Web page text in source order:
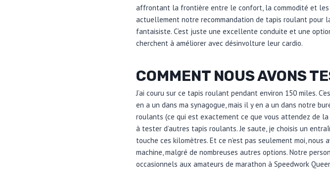
affrontant la frontière entre le confort, la commodité et les
actuellement notre recommandation de tapis roulant pour
fantaisiste. C’est juste une excellente conduite et une
cherchent à améliorer avec désinvolture leur cardio.
COMMENT NOUS AVONS
J’ai couru sur ce tapis roulant pendant environ 150 miles.
en a un dans ma synagogue, mais il y en a un dans notre
roulants (ce qui est exactement ce que vous attendez de la
à tester d’autres tapis roulants. Je saute, je choisis un
touche ces kilomètres. Et ce n’est pas seulement moi,
machine, malgré de nombreuses autres options. Notre
occasionnels aux amateurs de marathon à Speedwork